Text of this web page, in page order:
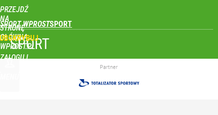
PRZEJDŹ
NA
STRONĘ
GŁÓWNĄ
WPROST.PL
SPORT WPROST
ZALOGUJ
SPORT
Partner